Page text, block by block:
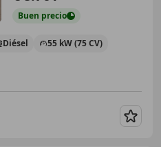
Buen precio
Diésel 55 kW (75 CV)